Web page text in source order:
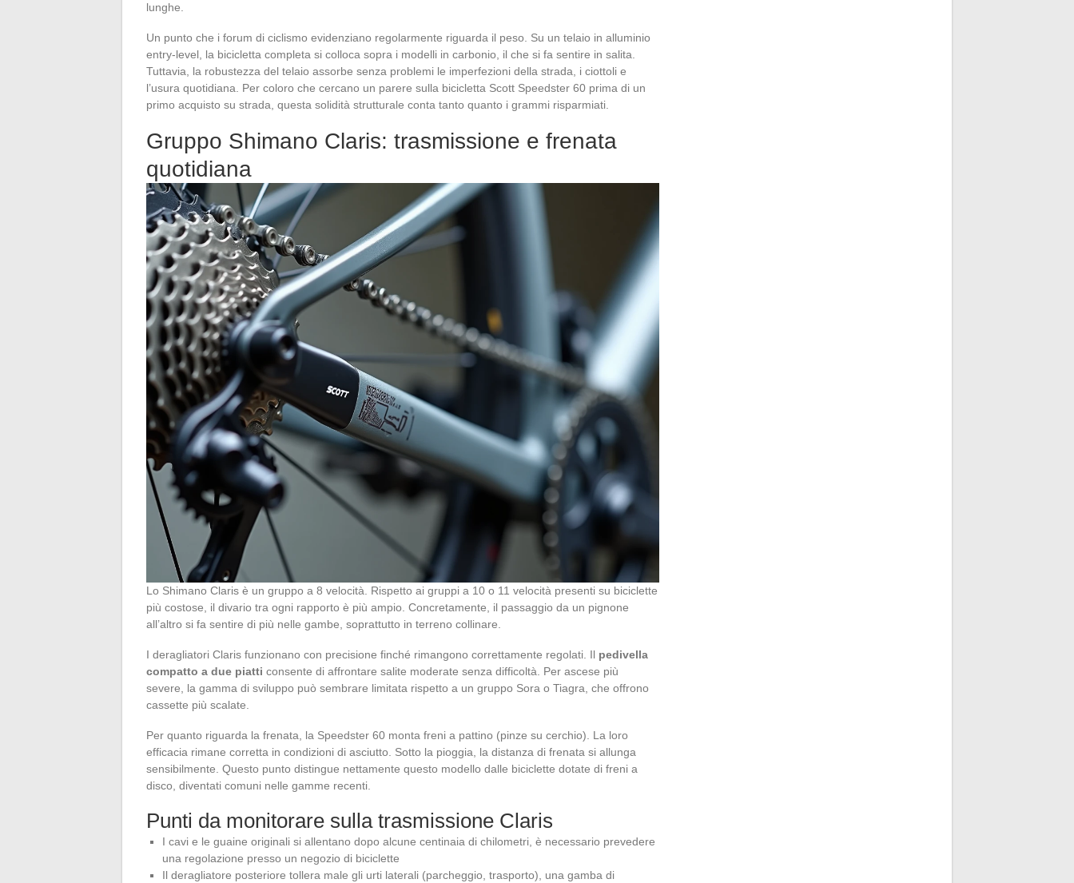
lunghe.
Un punto che i forum di ciclismo evidenziano regolarmente riguarda il peso. Su un telaio in alluminio
entry-level, la bicicletta completa si colloca sopra i modelli in carbonio, il che si fa sentire in salita.
Tuttavia, la robustezza del telaio assorbe senza problemi le imperfezioni della strada, i ciottoli e
l’usura quotidiana. Per coloro che cercano un parere sulla bicicletta Scott Speedster 60 prima di un
primo acquisto su strada, questa solidità strutturale conta tanto quanto i grammi risparmiati.
Gruppo Shimano Claris: trasmissione e frenata
quotidiana
Lo Shimano Claris è un gruppo a 8 velocità. Rispetto ai gruppi a 10 o 11 velocità presenti su biciclette
più costose, il divario tra ogni rapporto è più ampio. Concretamente, il passaggio da un pignone
all’altro si fa sentire di più nelle gambe, soprattutto in terreno collinare.
I deragliatori Claris funzionano con precisione finché rimangono correttamente regolati. Il pedivella
compatto a due piatti consente di affrontare salite moderate senza difficoltà. Per ascese più
severe, la gamma di sviluppo può sembrare limitata rispetto a un gruppo Sora o Tiagra, che offrono
cassette più scalate.
Per quanto riguarda la frenata, la Speedster 60 monta freni a pattino (pinze su cerchio). La loro
efficacia rimane corretta in condizioni di asciutto. Sotto la pioggia, la distanza di frenata si allunga
sensibilmente. Questo punto distingue nettamente questo modello dalle biciclette dotate di freni a
disco, diventati comuni nelle gamme recenti.
Punti da monitorare sulla trasmissione Claris
I cavi e le guaine originali si allentano dopo alcune centinaia di chilometri, è necessario prevedere
una regolazione presso un negozio di biciclette
Il deragliatore posteriore tollera male gli urti laterali (parcheggio, trasporto), una gamba di